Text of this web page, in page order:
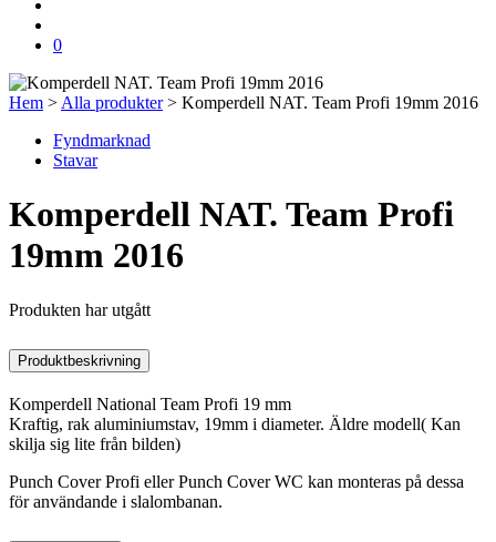
0
Hem > Alla produkter> Komperdell NAT. Team Profi 19mm 2016
Fyndmarknad
Stavar
Komperdell NAT. Team Profi
19mm 2016
Produkten har utgått
Produktbeskrivning
Komperdell National Team Profi 19 mm
Kraftig, rak aluminiumstav, 19mm i diameter. Äldre modell( Kan
skilja sig lite från bilden)
Punch Cover Profi eller Punch Cover WC kan monteras på dessa
för användande i slalombanan.